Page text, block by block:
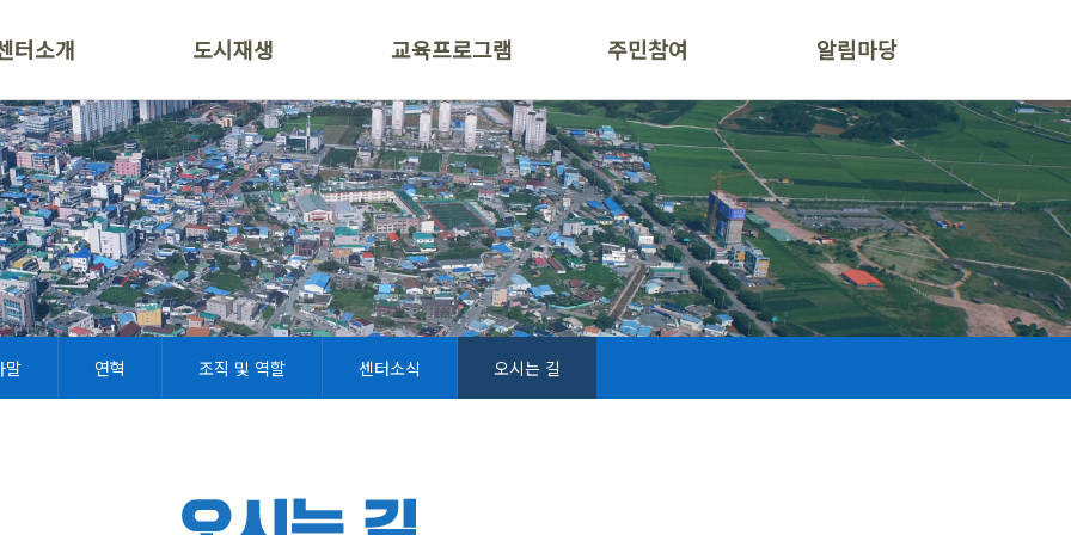
터소개 도시재생 교육프로그램 주민참여 알림마당
말 연혁 조직 및 역할 센터소식 오시는 길